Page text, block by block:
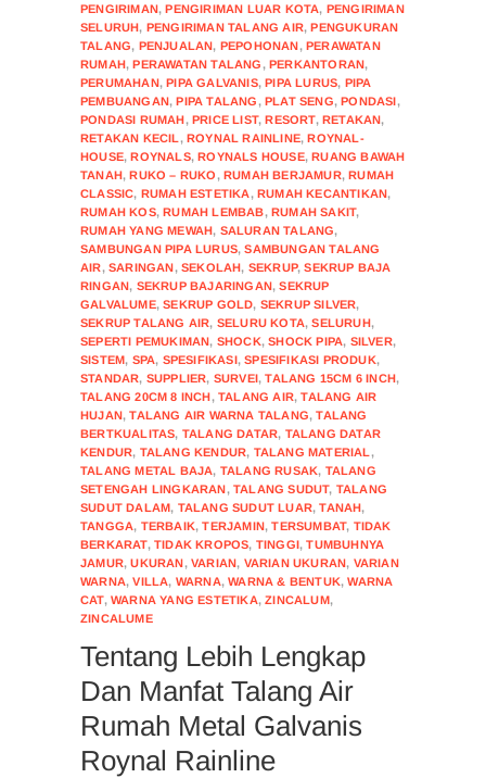
PENGIRIMAN,PENGIRIMAN LUAR KOTA, PENGIRIMAN
SELURUH, PENGIRIMAN TALANG AIR,PENGUKURAN
TALANG, PENJUALAN, PEPOHONAN,PERAWATAN
RUMAH,PERAWATAN TALANG ,PERKANTORAN,
PERUMAHAN,PIPA GALVANIS,PIPA LURUS, PIPA
PEMBUANGAN,PIPA TALANG ,PLAT SENG,PONDASI,
PONDASI RUMAH,PRICE LIST,RESORT,RETAKAN,
RETAKAN KECIL ,ROYNAL RAINLINE,ROYNAL-
HOUSE,ROYNALS,ROYNALS HOUSE,RUANG BAWAH
TANAH,RUKO – RUKO ,RUMAH BERJAMUR,RUMAH
CLASSIC, RUMAH ESTETIKA,RUMAH KECANTIKAN,
RUMAH KOS,RUMAH LEMBAB,RUMAH SAKIT,
RUMAH YANG MEWAH, SALURAN TALANG,
SAMBUNGAN PIPA LURUS,SAMBUNGAN TALANG
AIR,SARINGAN,SEKOLAH, SEKRUP,SEKRUP BAJA
RINGAN, SEKRUP BAJARINGAN,SEKRUP
GALVALUME,SEKRUP GOLD, SEKRUP SILVER,
SEKRUP TALANG AIR, SELURU KOTA,SELURUH,
SEPERTI PEMUKIMAN, SHOCK,SHOCK PIPA, SILVER,
SISTEM, SPA, SPESIFIKASI,SPESIFIKASI PRODUK,
STANDAR, SUPPLIER, SURVEI,TALANG 15CM 6 INCH,
TALANG 20CM 8 INCH,TALANG AIR,TALANG AIR
HUJAN,TALANG AIR WARNA TALANG,TALANG
BERTKUALITAS, TALANG DATAR, TALANG DATAR
KENDUR, TALANG KENDUR, TALANG MATERIAL ,
TALANG METAL BAJA, TALANG RUSAK, TALANG
SETENGAH LINGKARAN,TALANG SUDUT, TALANG
SUDUT DALAM, TALANG SUDUT LUAR,TANAH,
TANGGA, TERBAIK,TERJAMIN,TERSUMBAT, TIDAK
BERKARAT,TIDAK KROPOS, TINGGI,TUMBUHNYA
JAMUR,UKURAN,VARIAN, VARIAN UKURAN, VARIAN
WARNA,VILLA, WARNA,WARNA & BENTUK,WARNA
CAT,WARNA YANG ESTETIKA,ZINCALUM,
ZINCALUME
Tentang Lebih Lengkap
Dan Manfat Talang Air
Rumah Metal Galvanis
Roynal Rainline